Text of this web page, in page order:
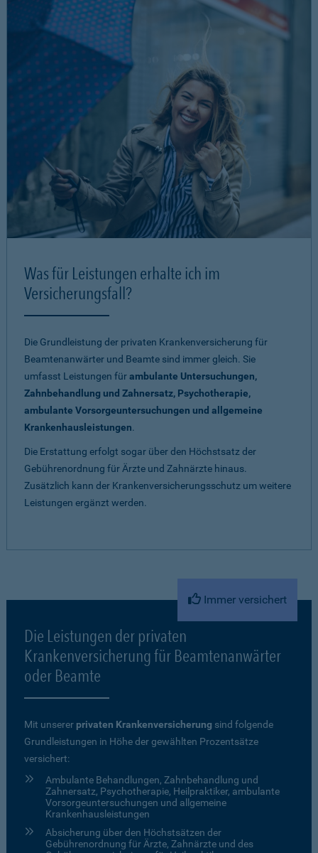
Was für Leistungen erhalte ich im
Versicherungsfall?
Die Grundleistung der privaten Krankenversicherung für
Beamtenanwärter und Beamte sind immer gleich. Sie
umfasst Leistungen fürambulante Untersuchungen,
Zahnbehandlung und Zahnersatz, Psychotherapie,
ambulante Vorsorgeuntersuchungen und allgemeine
Krankenhausleistungen.
Die Erstattung erfolgt sogar über den Höchstsatz der
Gebührenordnung für Ärzte und Zahnärzte hinaus.
Zusätzlich kann der Krankenversicherungsschutz um weitere
Leistungen ergänzt werden.
Immer versichert
Die Leistungen der privaten
Krankenversicherung für Beamtenanwärter
oder Beamte
Mit unserer privaten Krankenversicherung sind folgende
Grundleistungen in Höhe der gewählten Prozentsätze
versichert:
Ambulante Behandlungen, Zahnbehandlung und
Zahnersatz, Psychotherapie, Heilpraktiker, ambulante
Vorsorgeuntersuchungen und allgemeine
Krankenhausleistungen
Absicherung über den Höchstsätzen der
Gebührenordnung für Ärzte, Zahnärzte und des